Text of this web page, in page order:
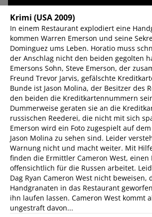
Krimi (USA 2009)
In einem Restaurant explodiert eine
kommen Warren Emerson und seine
Dominguez ums Leben. Horatio muss
der Anschlag nicht den beiden gegolten
Emersons Sohn, Steve Emerson, der
Freund Trevor Jarvis, gefälschte
Bunde ist Jason Molina, der Besitzer des
den beiden die Kreditkartennummern
Dummerweise geraten sie an die
russischen Reederei, die nicht mit sich
Emerson wird ein Foto zugespielt auf
Jason Molina zu sehen sind. Leider
Warnung nicht und macht weiter. Mit
finden die Ermittler Cameron West, einen
offensichtlich für die Russen arbeitet.
Dag Ryan Cameron West nicht beweisen,
Handgranaten in das Restaurant
ihn laufen lassen. Cameron West kommt
ungestraft davon...